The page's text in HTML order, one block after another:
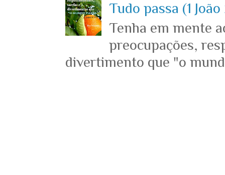
Tudo passa (1 João
Tenha em mente
preocupações,
divertimento que "o